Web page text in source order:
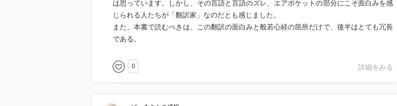
は思っています。しかし、その言語と言語のズレ、エアポケットの部分にこそ面白みを感
じられる人たちが「翻訳家」なのだとも感じました。
また、本書で読むべきは、この翻訳の面白みと般若心経の箇所だけで、後半はとても冗長
である。
0 詳細をみる